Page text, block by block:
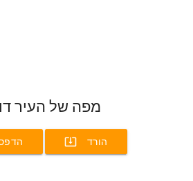
מפה של העיר
system_update_alt הורד